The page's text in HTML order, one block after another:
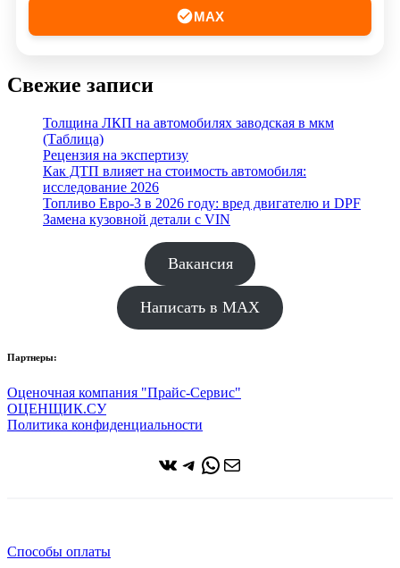
MAX
Свежие записи
Толщина ЛКП на автомобилях заводская в мкм
(Таблица)
Рецензия на экспертизу
Как ДТП влияет на стоимость автомобиля:
исследование 2026
Топливо Евро-3 в 2026 году: вред двигателю и DPF
Замена кузовной детали с VIN
Вакансия
Написать в MAX
Партнеры:
Оценочная компания "Прайс-Сервис"
ОЦЕНЩИК.СУ
Политика конфиденциальности
ВКонтакте
Telegram
WhatsApp
Почта
Способы оплаты